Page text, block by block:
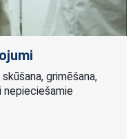
grimēšana,
nepieciešamie